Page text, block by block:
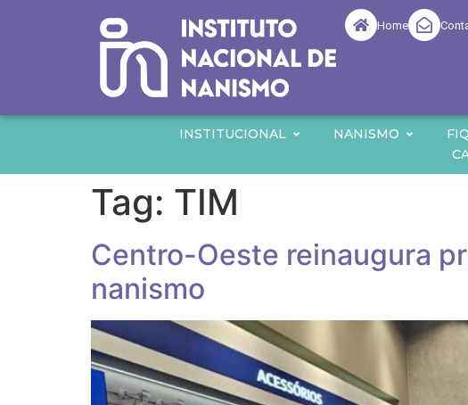
Home
INSTITUCIONAL NANISMO
Tag: TIM
Centro-Oeste reinaugura
nanismo